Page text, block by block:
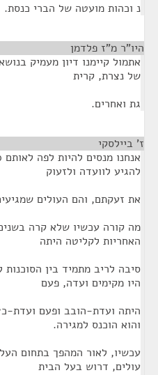
נ וכהות מועטה של הברי כנסת.
היו"ר מ"ז פלדמן
אתמול קיימנו דיון מעמיק
של נצרת, קרית
גת ואחרים.
ז' ביילסקי
להגיע לוועדה ולזעוק
את זעקתם, והם העולים
מה קורה עכשיו שלא קרה
האחריות לקליטה היתה
סיבה לריב מתמיד בין
היו מקימים ועדה, פעם
היתה ועדת-הובב ופעם ועדת-
והוא הוכנס למגירה.
עולים, דרוש בעל הבית